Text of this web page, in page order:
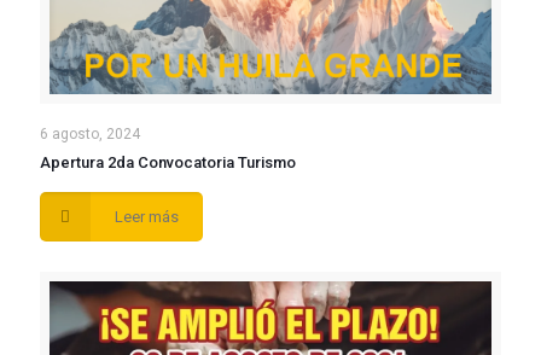
6 agosto, 2024
Apertura 2da Convocatoria Turismo
Leer más